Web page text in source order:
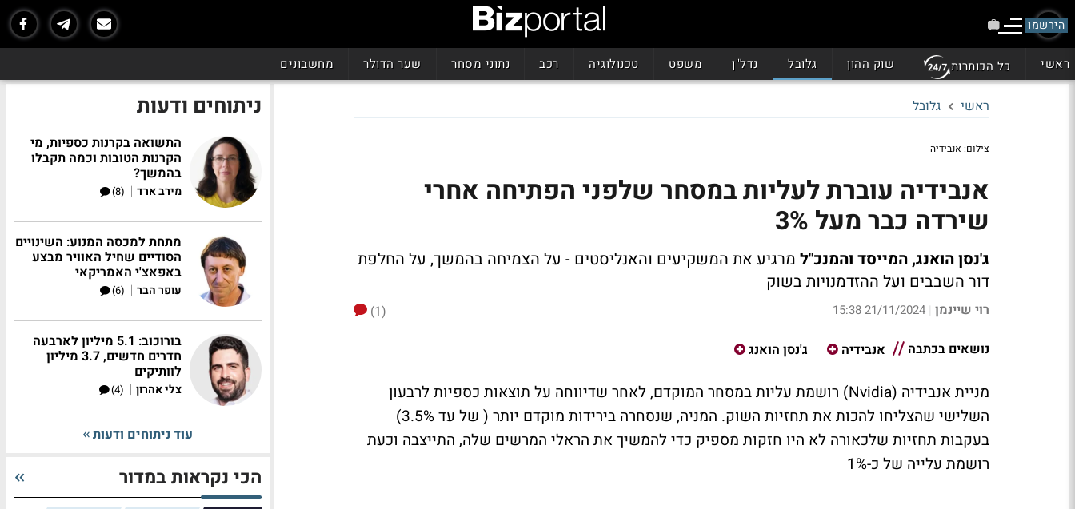
הירשמו
ראשי כל הכותרות שוק ההון גלובל נדל"ן משפט טכנולוגיה רכב נתוני מסחר שער הדולר מחשבונים
ראשי גלובל
צילום: אנבידיה
אנבידיה עוברת לעליות במסחר שלפני הפתיחה אחרי
שירדה כבר מעל 3%
ג'נסן הואנג, המייסד והמנכ"ל מרגיע את המשקיעים והאנליסטים - על הצמיחה בהמשך, על החלפת
דור השבבים ועל ההזדמנויות בשוק
רוי שיינמן |
21/11/2024 15:38
(1)
נושאים בכתבה
אנבידיה ג'נסן הואנג
מניית אנבידיה (Nvidia) רושמת עליות במסחר המוקדם, לאחר שדיווחה על תוצאות כספיות לרבעון
השלישי שהצליחו להכות את תחזיות השוק. המניה, שנסחרה בירידות מוקדם יותר ( של עד 3.5%)
בעקבות תחזיות שלכאורה לא היו חזקות מספיק כדי להמשיך את הראלי המרשים שלה, התייצבה וכעת
רושמת עלייה של כ-1%
ניתוחים ודעות
התשואה בקרנות כספיות, מי
הקרנות הטובות וכמה תקבלו
בהמשך?
מירב ארד |
(8)
מתחת למכסה המנוע: השינויים
הסודיים שחיל האוויר מבצע
באפאצ'י האמריקאי
עופר הבר |
(6)
בורוכוב: 5.1 מיליון לארבעה
חדרים חדשים, 3.7 מיליון
לוותיקים
צלי אהרון |
(4)
עוד ניתוחים ודעות
הכי נקראות במדור